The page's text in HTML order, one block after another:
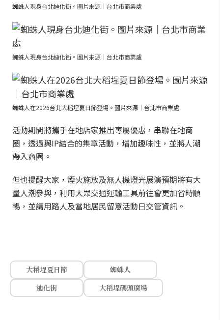
蜘蛛人現身台北迪化街。圖片來源｜台北市商業處
蜘蛛人現身台北迪化街。圖片來源｜台北市商業處
蜘蛛人在2026台北大稻埕夏日節登場。圖片來源｜台北市商業處
活動期間將攜手在地店家推出專屬優惠，串聯在地商
圈，透過與IP結合的集章活動，增加趣味性，並將人潮
帶入商圈。
但也提醒大家，煙火施放及無人機燈光展演預期將有大
量人潮參與，利用大眾交通運輸工具前往會更加省時順
暢，並請用路人及當地居民留意活動日交管資訊。
大稻埕夏日節
蜘蛛人
迪化街
大稻埕碼頭廣場